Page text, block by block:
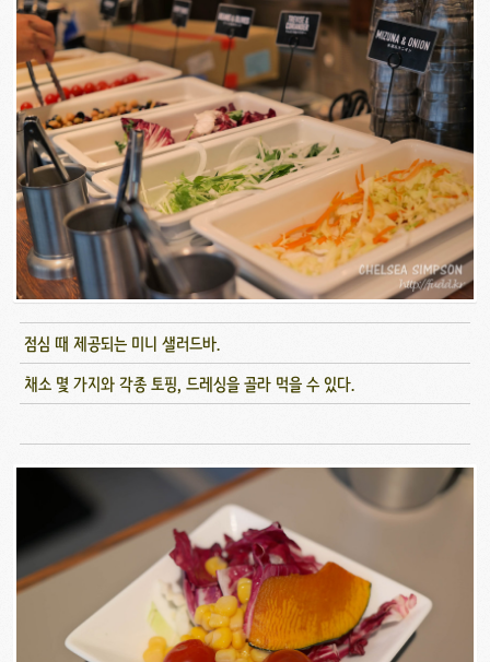
점심 때 제공되는 미니 샐러드바.
채소 몇 가지와 각종 토핑, 드레싱을 골라 먹을 수 있다.